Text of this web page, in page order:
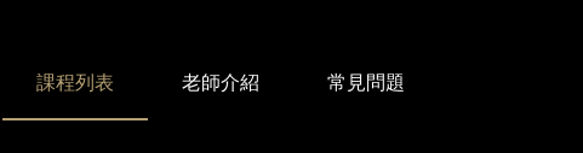
課程列表 老師介紹 常見問題